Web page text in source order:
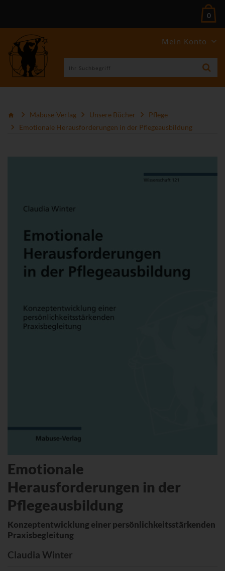
Mein Konto
0
Mabuse-Verlag Unsere Bücher
Pflege
Emotionale Herausforderungen in der Pflegeausbildung
Emotionale
Herausforderungen in der
Pflegeausbildung
Konzeptentwicklung einer persönlichkeitsstärkenden
Praxisbegleitung
Claudia Winter